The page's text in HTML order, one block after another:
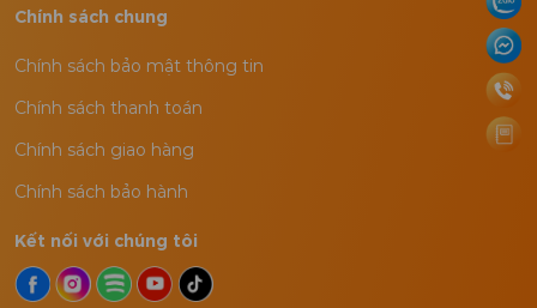
Chính sách chung
Chính sách bảo mật thông tin
Chính sách thanh toán
Chính sách giao hàng
Chính sách bảo hành
Kết nối với chúng tôi